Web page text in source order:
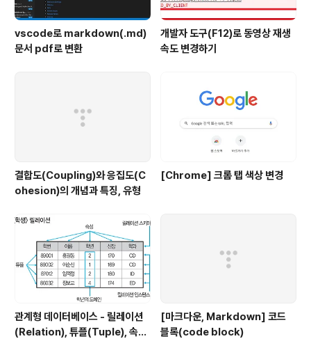
vscode로 markdown(.md)
문서 pdf로 변환
개발자 도구(F12)로 동영상 재생
속도 변경하기
결합도(Coupling)와 응집도(C
ohesion)의 개념과 특징, 유형
[Chrome] 크롬 탭 색상 변경
관계형 데이터베이스 - 릴레이션
(Relation), 튜플(Tuple), 속성
[마크다운, Markdown] 코드
블록(code block)